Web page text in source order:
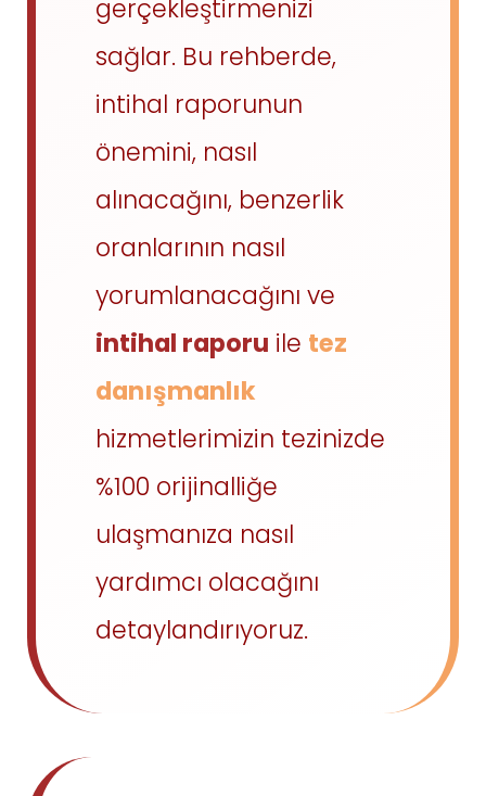
gerçekleştirmenizi
sağlar. Bu rehberde,
intihal raporunun
önemini, nasıl
alınacağını, benzerlik
oranlarının nasıl
yorumlanacağını ve
intihal raporu ile tez
danışmanlık
hizmetlerimizin tezinizde
%100 orijinalliğe
ulaşmanıza nasıl
yardımcı olacağını
detaylandırıyoruz.